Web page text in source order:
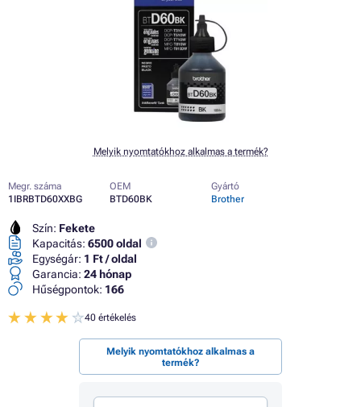
Melyik nyomtatókhoz alkalmas a termék?
Megr. száma
1IBRBTD60XXBG
OEM
BTD60BK
Gyártó
Brother
Szín: Fekete
Kapacitás: 6500 oldal
Egységár: 1 Ft / oldal
Garancia: 24 hónap
Hűségpontok: 166
40 értékelés
Melyik nyomtatókhoz alkalmas a
termék?